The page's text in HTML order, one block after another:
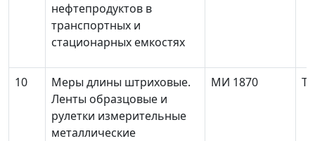
нефтепродуктов в
транспортных и
стационарных емкостях
10
Меры длины штриховые.
Ленты образцовые и
рулетки измерительные
металлические
МИ 1870